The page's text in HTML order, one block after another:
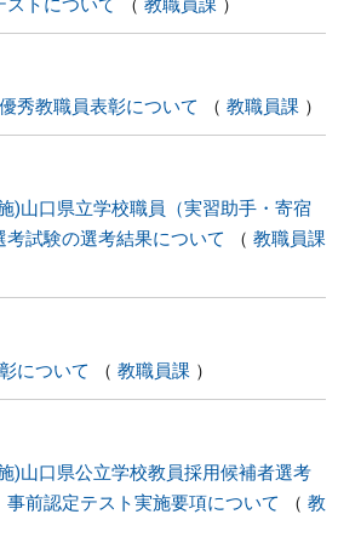
ストについて 教職員課
秀教職員表彰について 教職員課
)山口県立学校職員（実習助手・寄宿
試験の選考結果について
教職員課
について 教職員課
)山口県公立学校教員採用候補者選考
前認定テスト実施要項について
教